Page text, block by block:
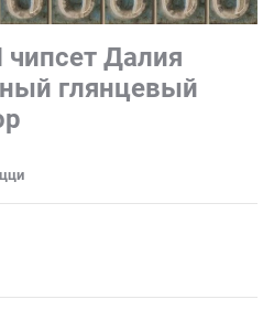
чипсет Далия
глянцевый